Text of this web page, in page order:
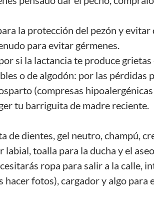
la protección del pezón y evitar
para evitar gérmenes.
si la lactancia te produce
o de algodón: por las pérdidas
(compresas
tu barriguita de madre reciente.
de dientes, gel neutro, champú,
toalla para la ducha y el
ropa para salir a la calle,
hacer fotos), cargador y algo